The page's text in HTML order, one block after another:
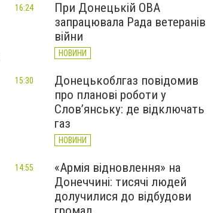
При Донецькій ОВА
запрацювала Рада ветеранів
війни
НОВИНИ
16:24
Донецькоблгаз повідомив
про планові роботи у
Слов’янську: де відключать
газ
НОВИНИ
15:30
«Армія відновлення» на
Донеччині: тисячі людей
долучилися до відбудови
14:55